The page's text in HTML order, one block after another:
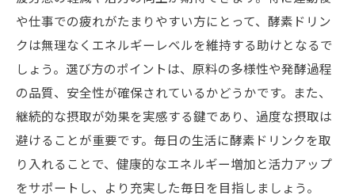
や仕事での疲れがたまりやすい方にとって、酵素ドリン
クは無理なくエネルギーレベルを維持する助けとなるで
しょう。選び方のポイントは、原料の多様性や発酵過程
の品質、安全性が確保されているかどうかです。また、
継続的な摂取が効果を実感する鍵であり、過度な摂取は
避けることが重要です。毎日の生活に酵素ドリンクを取
り入れることで、健康的なエネルギー増加と活力アップ
をサポートし、より充実した毎日を目指しましょう。